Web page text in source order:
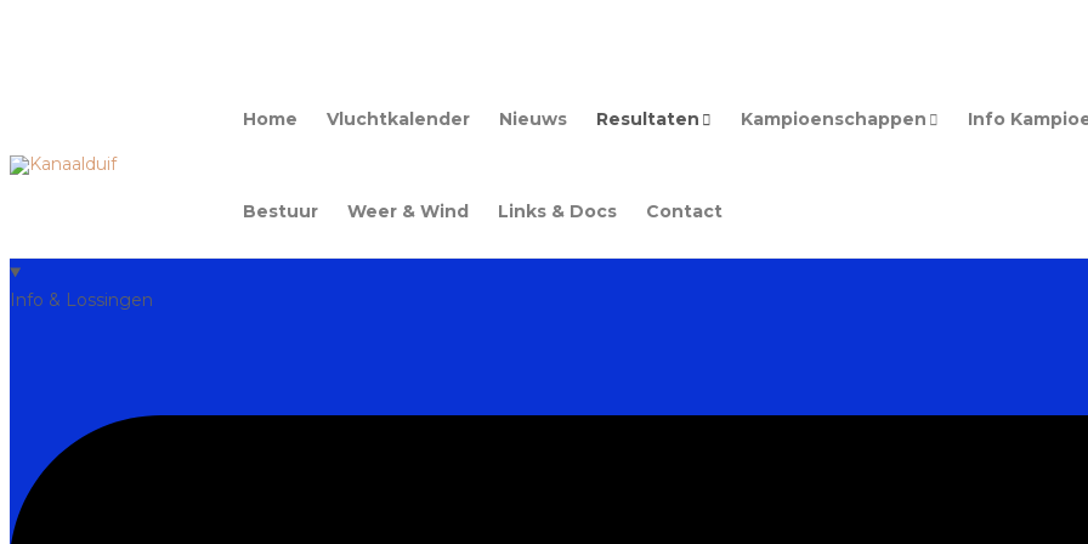
Home Vluchtkalender Nieuws Resultaten Kampioenschappen Info
Bestuur Weer & Wind Links & Docs Contact
Info & Lossingen